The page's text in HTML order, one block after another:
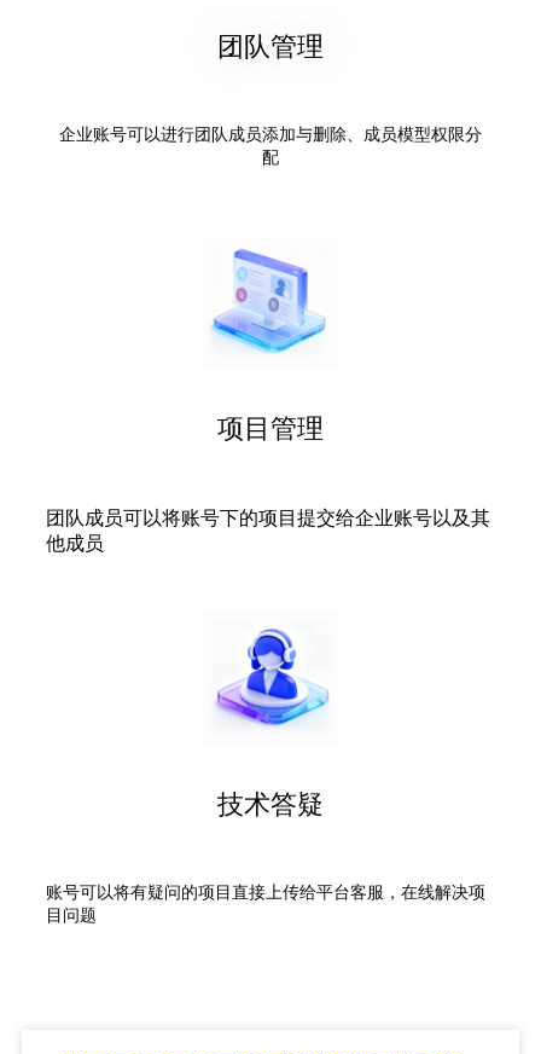
团队管理
企业账号可以进行团队成员添加与删除、成员模型权限分
配
项目管理
团队成员可以将账号下的项目提交给企业账号以及其
他成员
技术答疑
账号可以将有疑问的项目直接上传给平台客服，在线解决项
目问题